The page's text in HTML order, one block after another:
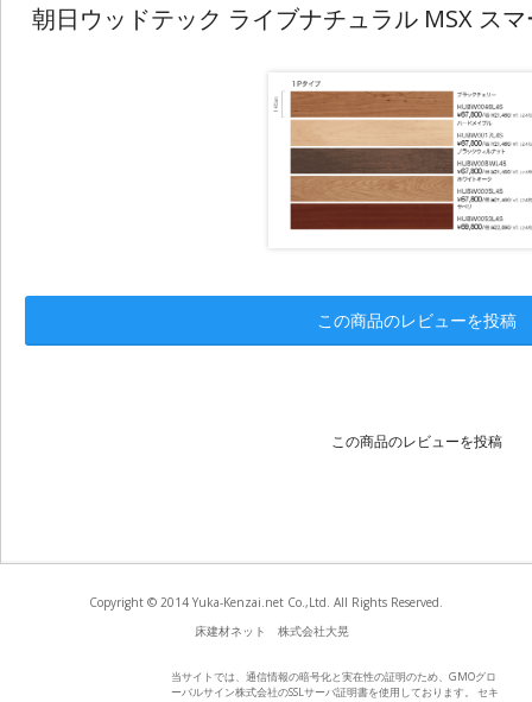
朝日ウッドテック ライブナチュラル MSX ス
この商品のレビューを投稿
この商品のレビューを投稿
Copyright © 2014 Yuka-Kenzai.net Co.,Ltd. All Rights Reserved.
床建材ネット 株式会社大晃
当サイトでは、通信情報の暗号化と実在性の証明のため、GMOグロ
ーバルサイン株式会社のSSLサーバ証明書を使用しております。 セキ